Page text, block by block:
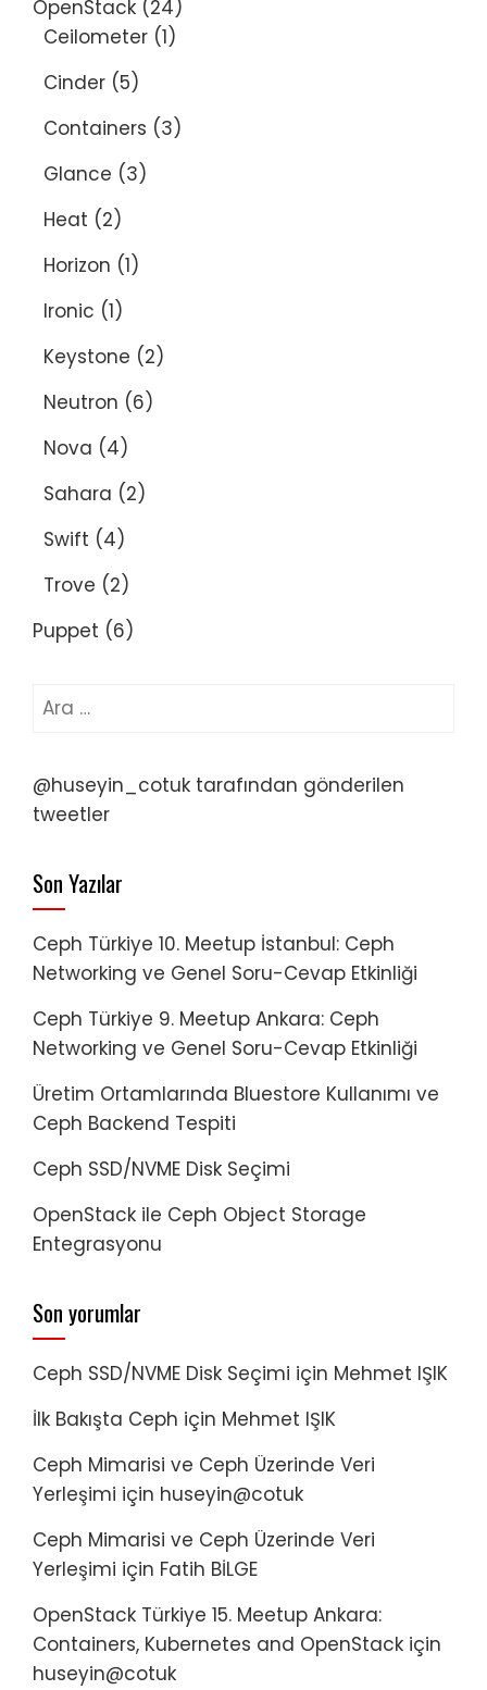
OpenStack (24)
Ceilometer (1)
Cinder (5)
Containers (3)
Glance (3)
Heat (2)
Horizon (1)
Ironic (1)
Keystone (2)
Neutron (6)
Nova (4)
Sahara (2)
Swift (4)
Trove (2)
Puppet (6)
Arama:
@huseyin_cotuk tarafından gönderilen
tweetler
Son Yazılar
Ceph Türkiye 10. Meetup İstanbul: Ceph
Networking ve Genel Soru-Cevap Etkinliği
Ceph Türkiye 9. Meetup Ankara: Ceph
Networking ve Genel Soru-Cevap Etkinliği
Üretim Ortamlarında Bluestore Kullanımı ve
Ceph Backend Tespiti
Ceph SSD/NVME Disk Seçimi
OpenStack ile Ceph Object Storage
Entegrasyonu
Son yorumlar
Ceph SSD/NVME Disk Seçimi için Mehmet IŞIK
İlk Bakışta Ceph için Mehmet IŞIK
Ceph Mimarisi ve Ceph Üzerinde Veri
Yerleşimi için huseyin@cotuk
Ceph Mimarisi ve Ceph Üzerinde Veri
Yerleşimi için Fatih BİLGE
OpenStack Türkiye 15. Meetup Ankara:
Containers, Kubernetes and OpenStack için
huseyin@cotuk